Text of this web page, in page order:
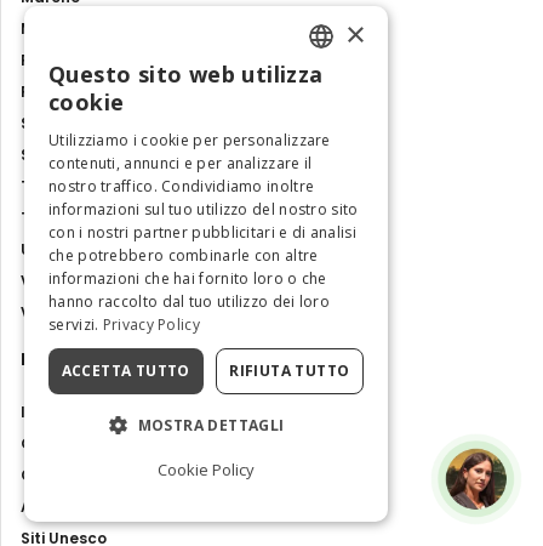
Molise
Piemonte
Puglia
Sardegna
Sicilia
Toscana
Trentino-Alto Adige
Umbria
Valle d'Aosta
Veneto
Magazine
Italia come un local
Gemme nascoste
Come arrivare
Attrazioni e tour
Siti Unesco
ENGLISH
ITALIAN
×
Questo sito web utilizza
cookie
Utilizziamo i cookie per personalizzare
contenuti, annunci e per analizzare il
nostro traffico. Condividiamo inoltre
informazioni sul tuo utilizzo del nostro sito
con i nostri partner pubblicitari e di analisi
che potrebbero combinarle con altre
informazioni che hai fornito loro o che
hanno raccolto dal tuo utilizzo dei loro
servizi. Privacy Policy
ACCETTA TUTTO RIFIUTA TUTTO
MOSTRA DETTAGLI
Cookie Policy